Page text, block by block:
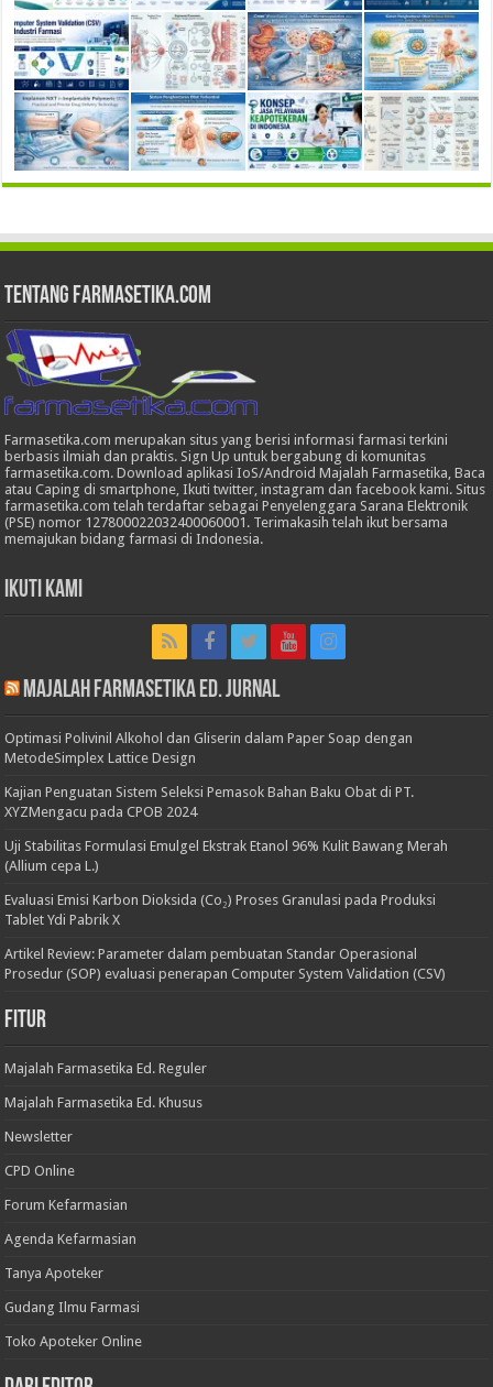
Tentang Farmasetika.com
Farmasetika.com merupakan situs yang berisi informasi farmasi terkini
berbasis ilmiah dan praktis. Sign Up untuk bergabung di komunitas
farmasetika.com. Download aplikasi IoS/Android Majalah Farmasetika, Baca
atau Caping di smartphone, Ikuti twitter, instagram dan facebook kami. Situs
farmasetika.com telah terdaftar sebagai Penyelenggara Sarana Elektronik
(PSE) nomor 127800022032400060001. Terimakasih telah ikut bersama
memajukan bidang farmasi di Indonesia.
Ikuti Kami
Majalah Farmasetika Ed. Jurnal
Optimasi Polivinil Alkohol dan Gliserin dalam Paper Soap dengan
MetodeSimplex Lattice Design
Kajian Penguatan Sistem Seleksi Pemasok Bahan Baku Obat di PT.
XYZMengacu pada CPOB 2024
Uji Stabilitas Formulasi Emulgel Ekstrak Etanol 96% Kulit Bawang Merah
(Allium cepa L.)
Evaluasi Emisi Karbon Dioksida (Co₂) Proses Granulasi pada Produksi
Tablet Ydi Pabrik X
Artikel Review: Parameter dalam pembuatan Standar Operasional
Prosedur (SOP) evaluasi penerapan Computer System Validation (CSV)
Fitur
Majalah Farmasetika Ed. Reguler
Majalah Farmasetika Ed. Khusus
Newsletter
CPD Online
Forum Kefarmasian
Agenda Kefarmasian
Tanya Apoteker
Gudang Ilmu Farmasi
Toko Apoteker Online